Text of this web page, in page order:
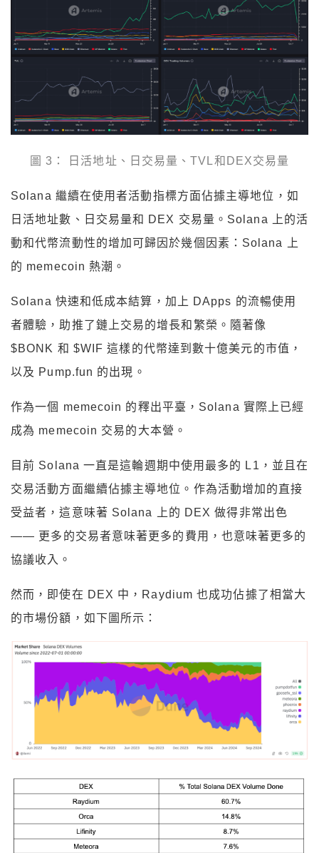
圖 3： 日活地址、日交易量、TVL和DEX交易量
Solana 繼續在使用者活動指標方面佔據主導地位，如
日活地址數、日交易量和 DEX 交易量。Solana 上的活
動和代幣流動性的增加可歸因於幾個因素：Solana 上
的 memecoin 熱潮。
Solana 快速和低成本結算，加上 DApps 的流暢使用
者體驗，助推了鏈上交易的增長和繁榮。隨著像
$BONK 和 $WIF 這樣的代幣達到數十億美元的市值，
以及 Pump.fun 的出現。
作為一個 memecoin 的釋出平臺，Solana 實際上已經
成為 memecoin 交易的大本營。
目前 Solana 一直是這輪週期中使用最多的 L1，並且在
交易活動方面繼續佔據主導地位。作為活動增加的直接
受益者，這意味著 Solana 上的 DEX 做得非常出色
—— 更多的交易者意味著更多的費用，也意味著更多的
協議收入。
然而，即使在 DEX 中，Raydium 也成功佔據了相當大
的市場份額，如下圖所示：